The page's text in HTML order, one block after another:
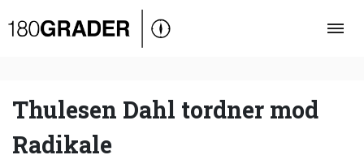
Oversigt
Debat
Video
Thulesen Dahl tordner mod
Radikale